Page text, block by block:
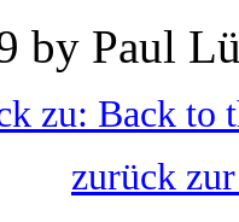
by Paul
zu: Back to
zurück